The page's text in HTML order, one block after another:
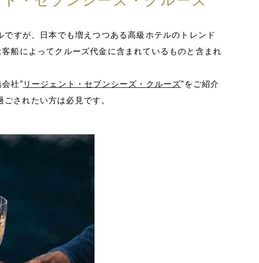
すが、日本でも増えつつある高級ホテルのトレンド
船によってクルーズ代金に含まれているものと含まれ
社” リージェント・セブンシーズ・クルーズ”をご紹介
されたい方は必見です。